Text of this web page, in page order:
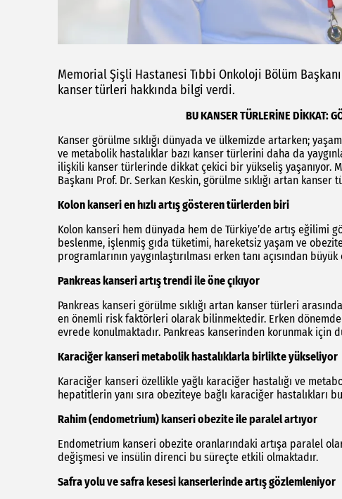
Memorial Şişli Hastanesi Tıbbi Onkoloji Bölüm
kanser türleri hakkında bilgi verdi.
BU KANSER TÜRLERİNE DİKKAT:
Kanser görülme sıklığı dünyada ve ülkemizde artarken;
ve metabolik hastalıklar bazı kanser türlerini daha da
ilişkili kanser türlerinde dikkat çekici bir yükseliş yaşanıyor.
Başkanı Prof. Dr. Serkan Keskin, görülme sıklığı artan
Kolon kanseri en hızlı artış gösteren türlerden biri
Kolon kanseri hem dünyada hem de Türkiye’de artış eğilimi
beslenme, işlenmiş gıda tüketimi, hareketsiz yaşam ve
programlarının yaygınlaştırılması erken tanı açısından
Pankreas kanseri artış trendi ile öne çıkıyor
Pankreas kanseri görülme sıklığı artan kanser türleri
en önemli risk faktörleri olarak bilinmektedir. Erken
evrede konulmaktadır. Pankreas kanserinden korunmak için
Karaciğer kanseri metabolik hastalıklarla birlikte yükseliyor
Karaciğer kanseri özellikle yağlı karaciğer hastalığı ve
hepatitlerin yanı sıra obeziteye bağlı karaciğer hastalıkları
Rahim (endometrium) kanseri obezite ile paralel artıyor
Endometrium kanseri obezite oranlarındaki artışa paralel
değişmesi ve insülin direnci bu süreçte etkili olmaktadır.
Safra yolu ve safra kesesi kanserlerinde artış gözlemleniyor